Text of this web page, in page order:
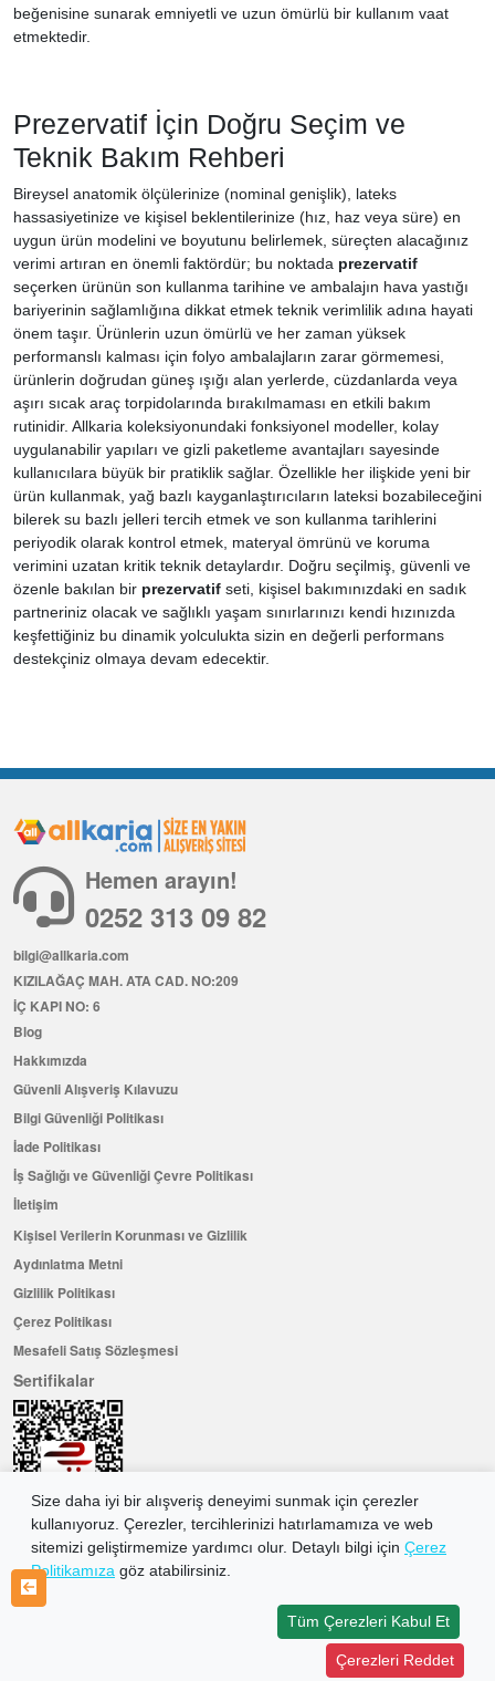
beğenisine sunarak emniyetli ve uzun ömürlü bir kullanım vaat
etmektedir.
Prezervatif İçin Doğru Seçim ve
Teknik Bakım Rehberi
Bireysel anatomik ölçülerinize (nominal genişlik), lateks
hassasiyetinize ve kişisel beklentilerinize (hız, haz veya süre) en
uygun ürün modelini ve boyutunu belirlemek, süreçten alacağınız
verimi artıran en önemli faktördür; bu noktada prezervatif
seçerken ürünün son kullanma tarihine ve ambalajın hava yastığı
bariyerinin sağlamlığına dikkat etmek teknik verimlilik adına hayati
önem taşır. Ürünlerin uzun ömürlü ve her zaman yüksek
performanslı kalması için folyo ambalajların zarar görmemesi,
ürünlerin doğrudan güneş ışığı alan yerlerde, cüzdanlarda veya
aşırı sıcak araç torpidolarında bırakılmaması en etkili bakım
rutinidir. Allkaria koleksiyonundaki fonksiyonel modeller, kolay
uygulanabilir yapıları ve gizli paketleme avantajları sayesinde
kullanıcılara büyük bir pratiklik sağlar. Özellikle her ilişkide yeni bir
ürün kullanmak, yağ bazlı kayganlaştırıcıların lateksi bozabileceğini
bilerek su bazlı jelleri tercih etmek ve son kullanma tarihlerini
periyodik olarak kontrol etmek, materyal ömrünü ve koruma
verimini uzatan kritik teknik detaylardır. Doğru seçilmiş, güvenli ve
özenle bakılan bir prezervatif seti, kişisel bakımınızdaki en sadık
partneriniz olacak ve sağlıklı yaşam sınırlarınızı kendi hızınızda
keşfettiğiniz bu dinamik yolculukta sizin en değerli performans
destekçiniz olmaya devam edecektir.
Size daha iyi bir alışveriş deneyimi sunmak için çerezler
kullanıyoruz. Çerezler, tercihlerinizi hatırlamamıza ve web
sitemizi geliştirmemize yardımcı olur. Detaylı bilgi için Çerez
Politikamıza göz atabilirsiniz.
Tüm Çerezleri Kabul Et
Çerezleri Reddet
Hemen arayın!
0252 313 09 82
bilgi@allkaria.com
KIZILAĞAÇ MAH. ATA CAD. NO:209
İÇ KAPI NO: 6
Blog
Hakkımızda
Güvenli Alışveriş Kılavuzu
Bilgi Güvenliği Politikası
İade Politikası
İş Sağlığı ve Güvenliği Çevre Politikası
İletişim
Kişisel Verilerin Korunması ve Gizlilik
Aydınlatma Metni
Gizlilik Politikası
Çerez Politikası
Mesafeli Satış Sözleşmesi
Sertifikalar
Hemen Üye Olun ...ve 100 ₺ değerinde indirim kuponu kazanın